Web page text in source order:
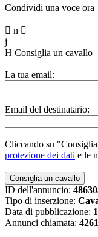
Condividi una voce ora
 n 
j
H Consiglia un cavallo
La tua email:
Email del destinatario:
Cliccando su
protezione dei dati e le
ID dell'annuncio:
Tipo di inserzione:
Data di pubblicazione:
Annunci chiamata: 4261